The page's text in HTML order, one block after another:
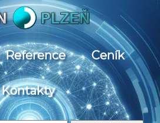
Reference Ceník
Kontakty